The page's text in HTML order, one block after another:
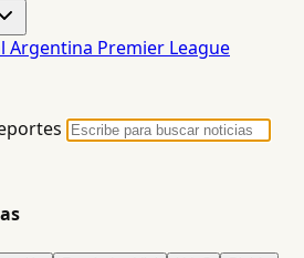
Argentina Premier League